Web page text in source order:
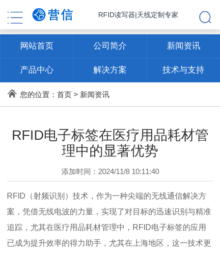
RFID读写器|天线定制专家
网站首页 公司简介 新闻资讯
产品中心 解决方案 技术与支持
联系方式
您的位置： 首页> 新闻资讯
RFID电子标签在医疗用品耗材管
理中的显著优势
添加时间：2024/11/8 10:11:40
RFID（射频识别）技术，作为一种尖端的无线通信解决方
案，凭借无线电波的力量，实现了对目标的迅速识别与精准
追踪，尤其在医疗用品耗材管理中，RFID电子标签的应用
已成为提升效率的得力助手，尤其在上海地区，这一技术更